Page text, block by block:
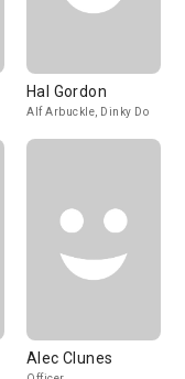
Hal Gordon
Alf Arbuckle, Dinky Do
Alec Clunes